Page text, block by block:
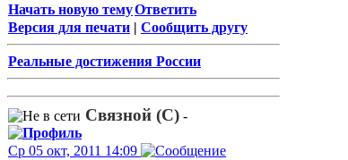
Начать новую темуОтветить
Версия для печати | Сообщить другу
Реальные достижения России
Связной (С) -
Ср 05 окт, 2011 14:09